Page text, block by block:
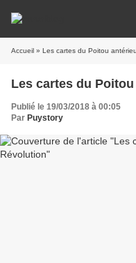
Accueil » Les cartes du Poitou
Les cartes du
Publié le 19/03/2018 à 00:05
Par Puystory